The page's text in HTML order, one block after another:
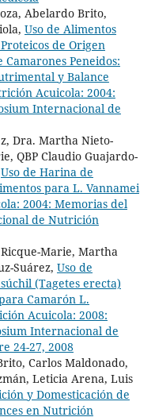
Abelardo Brito,
Uso de Alimentos
de Origen
Peneidos:
y Balance
Acuicola: 2004:
Internacional de
Dra. Martha Nieto-
QBP Claudio Guajardo-
Uso de Harina de
para L. Vannamei
2004: Memorias del
de Nutrición
Marie, Martha
Suárez, Uso de
(Tagetes erecta)
Camarón L.
Acuicola: 2008:
Internacional de
24-27, 2008
Carlos Maldonado,
Leticia Arena, Luis
y Domesticación de
en Nutrición